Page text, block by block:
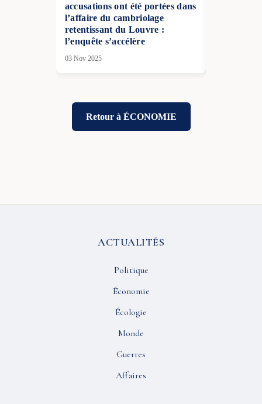
accusations ont été portées dans
l’affaire du cambriolage
retentissant du Louvre :
l’enquête s’accélère
03 Nov 2025
Retour à ÉCONOMIE
ACTUALITÉS
Politique
Économie
Écologie
Monde
Guerres
Affaires